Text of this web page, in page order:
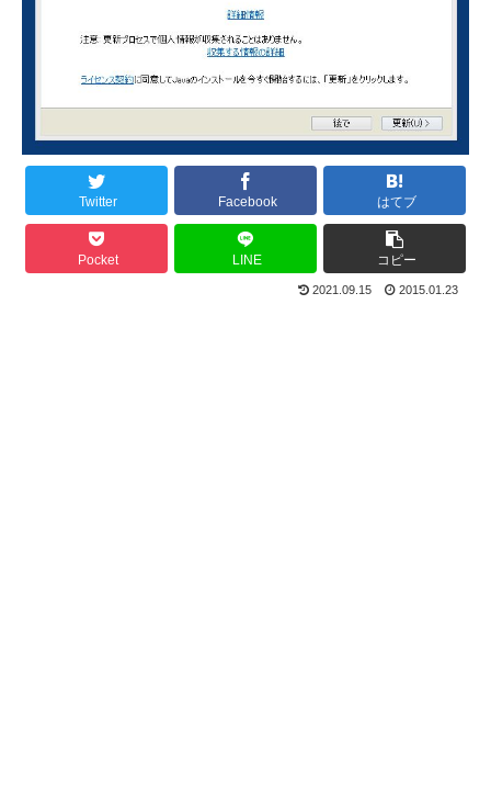
Twitter Facebook はてブ
Pocket LINE コピー
2021.09.15 2015.01.23